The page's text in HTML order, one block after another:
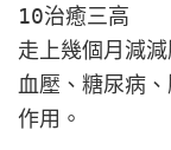
10治癒三高
走上幾個月減
血壓、糖尿病
作用。​​​